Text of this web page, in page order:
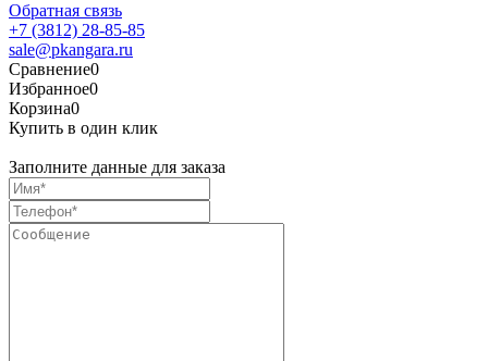
Обратная связь
+7 (3812) 28-85-85
sale@pkangara.ru
Сравнение0
Избранное0
Корзина0
Купить в один клик
Заполните данные для заказа